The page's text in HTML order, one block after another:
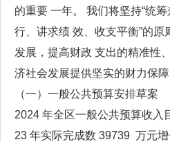
的重要 一年。 我们将坚持“统
行、讲求绩 效、收支平衡”的
发展，提高财政 支出的精准性
济社会发展提供坚实的财力保障
（一）一般公共预算安排草案
2024 年全区一般公共预算收入
23 年实际完成数 39739 万元